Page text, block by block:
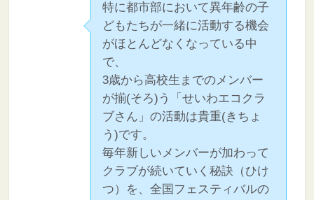
特に都市部において異年齢の子
どもたちが一緒に活動する機会
がほとんどなくなっている中
で、
3歳から高校生までのメンバー
が揃(そろ)う「せいわエコクラ
ブさん」の活動は貴重(きちょ
う)です。
毎年新しいメンバーが加わって
クラブが続いていく秘訣（ひけ
つ）を、全国フェスティバルの